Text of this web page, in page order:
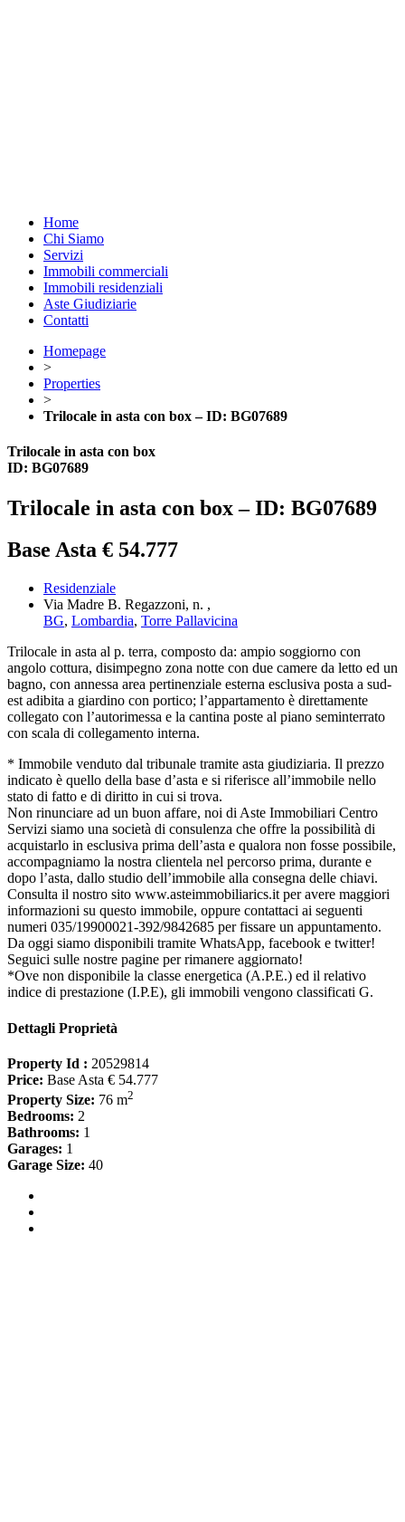
Home
Chi Siamo
Servizi
Immobili commerciali
Immobili residenziali
Aste Giudiziarie
Contatti
Homepage
>
Properties
>
Trilocale in asta con box – ID: BG07689
Trilocale in asta con box
ID: BG07689
Trilocale in asta con box – ID: BG07689
Base Asta € 54.777
Residenziale
Via Madre B. Regazzoni, n. ,
BG, Lombardia, Torre Pallavicina
Trilocale in asta al p. terra, composto da: ampio soggiorno con
angolo cottura, disimpegno zona notte con due camere da letto ed un
bagno, con annessa area pertinenziale esterna esclusiva posta a sud-
est adibita a giardino con portico; l’appartamento è direttamente
collegato con l’autorimessa e la cantina poste al piano seminterrato
con scala di collegamento interna.
* Immobile venduto dal tribunale tramite asta giudiziaria. Il prezzo
indicato è quello della base d’asta e si riferisce all’immobile nello
stato di fatto e di diritto in cui si trova.
Non rinunciare ad un buon affare, noi di Aste Immobiliari Centro
Servizi siamo una società di consulenza che offre la possibilità di
acquistarlo in esclusiva prima dell’asta e qualora non fosse possibile,
accompagniamo la nostra clientela nel percorso prima, durante e
dopo l’asta, dallo studio dell’immobile alla consegna delle chiavi.
Consulta il nostro sito www.asteimmobiliarics.it per avere maggiori
informazioni su questo immobile, oppure contattaci ai seguenti
numeri 035/19900021-392/9842685 per fissare un appuntamento.
Da oggi siamo disponibili tramite WhatsApp, facebook e twitter!
Seguici sulle nostre pagine per rimanere aggiornato!
*Ove non disponibile la classe energetica (A.P.E.) ed il relativo
indice di prestazione (I.P.E), gli immobili vengono classificati G.
Dettagli Proprietà
Property Id : 20529814
Price: Base Asta € 54.777
Property Size: 76 m2
Bedrooms: 2
Bathrooms: 1
Garages: 1
Garage Size: 40